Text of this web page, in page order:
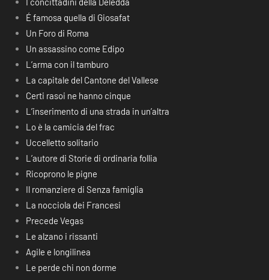
É famosa quella di Giosafat
Un Foro di Roma
Un assassino come Edipo
L’arma con il tamburo
La capitale del Cantone del Vallese
Certi rasoi ne hanno cinque
L’inserimento di una strada in un’altra
Lo è la camicia del frac
Uccelletto solitario
L’autore di Storie di ordinaria follia
Ricoprono le pigne
Il romanziere di Senza famiglia
La nocciola dei Francesi
Precede Vegas
Le alzano i rissanti
Agile e longilinea
Le perde chi non dorme